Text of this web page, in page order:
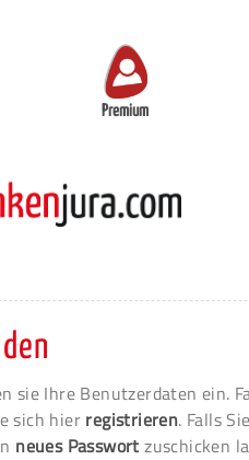
Premium
sie Ihre Benutzerdaten ein.
sich hier registrieren. Falls
neues Passwort zuschicken